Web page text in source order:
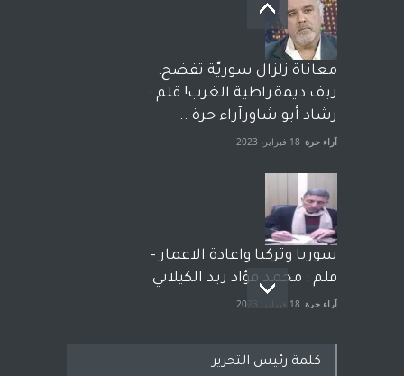
معاناة زلزال سوريّة تفضح:
زيف ديمقراطية الغرب! قلم :
رشاد أبو شاورآراء حرة ..
آراء حرة 18 فبراير، 2023
سوريا وتركيا واعادة الاعمار -
قلم : محمد فؤاد زيد الكيلاني
آراء حرة 18 فبراير، 2023
كلمة رئيس التحرير